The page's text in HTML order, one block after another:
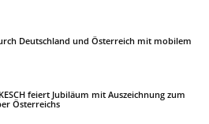
Deutschland und Österreich mit mobilem
KESCH feiert Jubiläum mit Auszeichnung zum
Österreichs